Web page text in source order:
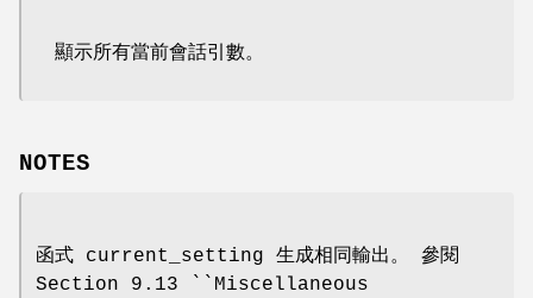
顯示所有當前會話引數。
NOTES
函式 current_setting 生成相同輸出。 參閱
Section 9.13 ``Miscellaneous